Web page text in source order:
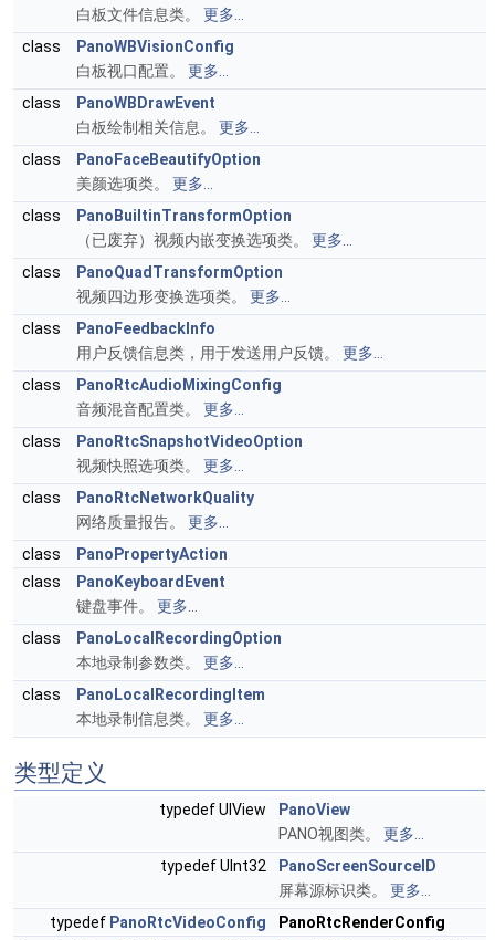
白板文件信息类。 更多...
class
PanoWBVisionConfig
白板视口配置。 更多...
class
PanoWBDrawEvent
白板绘制相关信息。 更多...
class
PanoFaceBeautifyOption
美颜选项类。 更多...
class
PanoBuiltinTransformOption
（已废弃）视频内嵌变换选项类。 更多...
class
PanoQuadTransformOption
视频四边形变换选项类。 更多...
class
PanoFeedbackInfo
用户反馈信息类，用于发送用户反馈。 更多...
class
PanoRtcAudioMixingConfig
音频混音配置类。 更多...
class
PanoRtcSnapshotVideoOption
视频快照选项类。 更多...
class
PanoRtcNetworkQuality
网络质量报告。 更多...
class
PanoPropertyAction
class
PanoKeyboardEvent
键盘事件。 更多...
class
PanoLocalRecordingOption
本地录制参数类。 更多...
class
PanoLocalRecordingItem
本地录制信息类。 更多...
类型定义
typedef UIView
PanoView
PANO视图类。 更多...
typedef UInt32
PanoScreenSourceID
屏幕源标识类。 更多...
typedef PanoRtcVideoConfig
PanoRtcRenderConfig